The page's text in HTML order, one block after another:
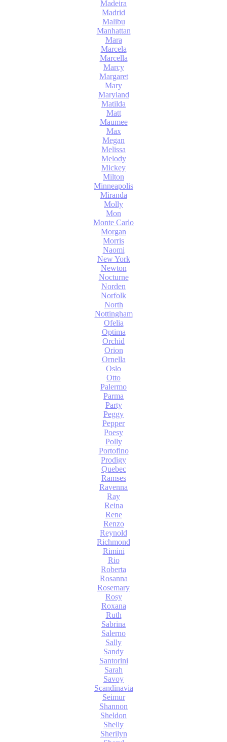
Madeira
Madrid
Malibu
Manhattan
Mara
Marcela
Marcella
Marcy
Margaret
Mary
Maryland
Matilda
Matt
Maumee
Max
Megan
Melissa
Melody
Mickey
Milton
Minneapolis
Miranda
Molly
Mon
Monte Carlo
Morgan
Morris
Naomi
New York
Newton
Nocturne
Norden
Norfolk
North
Nottingham
Ofelia
Optima
Orchid
Orion
Ornella
Oslo
Otto
Palermo
Parma
Party
Peggy
Pepper
Poesy
Polly
Portofino
Prodigy
Quebec
Ramses
Ravenna
Ray
Reina
Rene
Renzo
Reynold
Richmond
Rimini
Rio
Roberta
Rosanna
Rosemary
Rosy
Roxana
Ruth
Sabrina
Salerno
Sally
Sandy
Santorini
Sarah
Savoy
Scandinavia
Seimur
Shannon
Sheldon
Shelly
Sherilyn